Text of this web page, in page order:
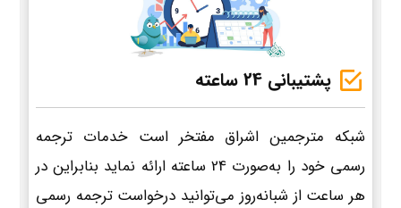
پشتیبانی 24 ساعته
شبکه مترجمین اشراق مفتخر است خدمات ترجمه
رسمی خود را به‌صورت 24 ساعته ارائه نماید بنابراین در
هر ساعت از شبانه‌روز می‌توانید درخواست ترجمه رسمی